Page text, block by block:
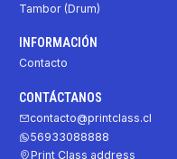
Tambor (Drum)
INFORMACIÓN
Contacto
CONTÁCTANOS
contacto@printclass.cl
56933088888
Print Class address